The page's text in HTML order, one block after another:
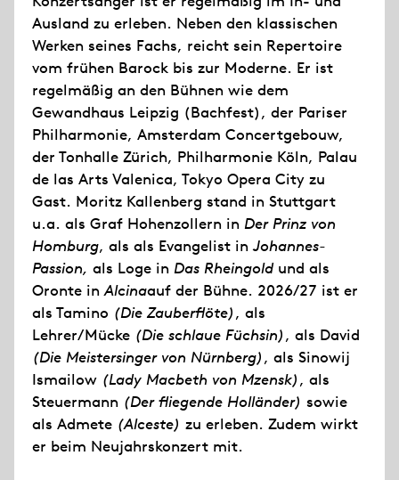
Ausland zu erleben. Neben den klassischen
Werken seines Fachs, reicht sein Repertoire
vom frühen Barock bis zur Moderne. Er ist
regelmäßig an den Bühnen wie dem
Gewandhaus Leipzig (Bachfest), der Pariser
Philharmonie, Amsterdam Concertgebouw,
der Tonhalle Zürich, Philharmonie Köln, Palau
de las Arts Valenica, Tokyo Opera City zu
Gast. Moritz Kallenberg stand in Stuttgart
u.a. als Graf Hohenzollern in Der Prinz von
Homburg, als als Evangelist inJohannes-
Passion, als Loge in Das Rheingoldund als
Oronte inAlcinaauf der Bühne. 2026/27 ist er
als Tamino (Die Zauberflöte), als
Lehrer/Mücke (Die schlaue Füchsin), als David
(Die Meistersinger von Nürnberg), als Sinowij
Ismailow (Lady Macbeth von Mzensk), als
Steuermann (Der fliegende Holländer) sowie
als Admete (Alceste) zu erleben. Zudem wirkt
er beim Neujahrskonzert mit.